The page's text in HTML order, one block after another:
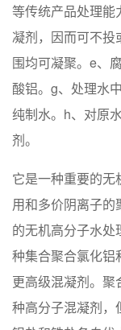
等传统产品处理能
凝剂，因而可不投
围均可凝聚。e、
酸铝。g、处理水
纯制水。h、对原
剂。
它是一种重要的
用和多价阴离子
的无机高分子水处
种集合聚合氯化铝
更高级混凝剂。
种高分子混凝剂，